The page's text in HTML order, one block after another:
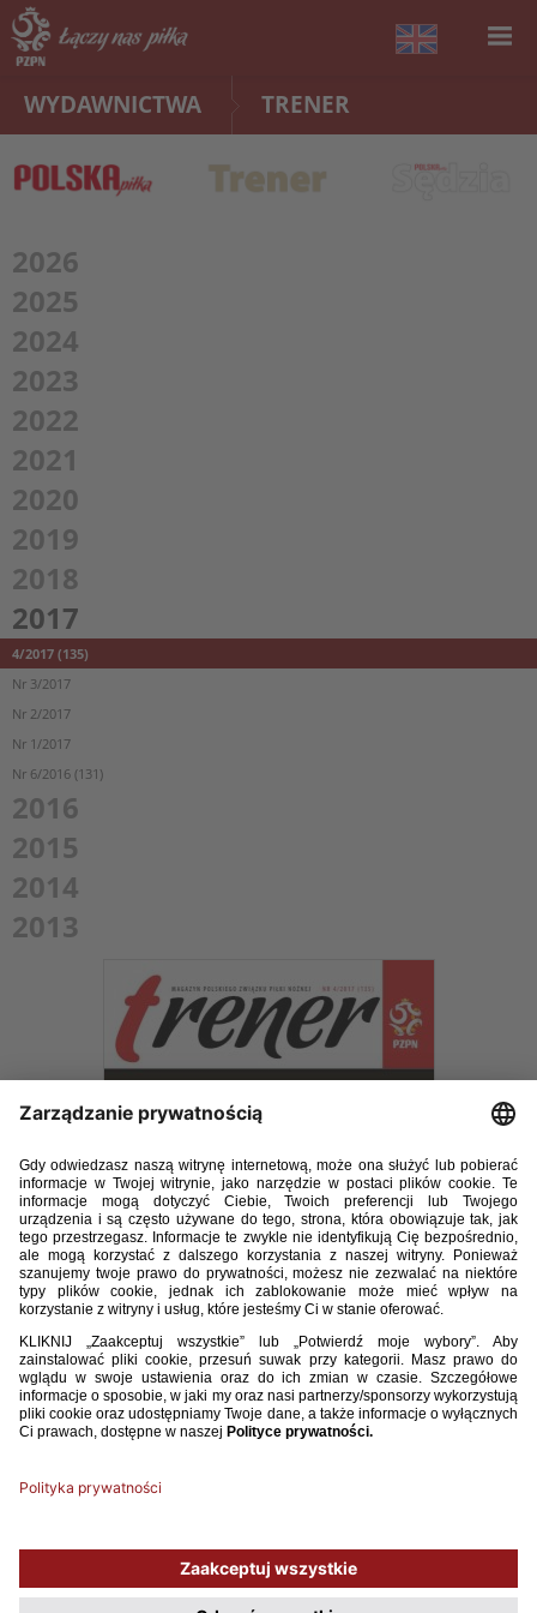
WYDAWNICTWA TRENER
2026
2025
2024
2023
2022
2021
2020
2019
2018
2017
4/2017 (135)
Nr 3/2017
Nr 2/2017
Nr 1/2017
Nr 6/2016 (131)
2016
2015
2014
2013
E-TRENER_4_2017.pdf
Używamy plików cookies, aby ułatwić Ci korzystanie z naszego serwisu
oraz do celów statystycznych. Jeśli nie blokujesz tych plików, to zgadzasz